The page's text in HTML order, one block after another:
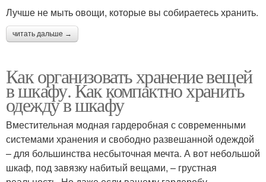
Лучше не мыть овощи, которые вы собираетесь хранить.
читать дальше →
Как организовать хранение вещей
в шкафу. Как компактно хранить
одежду в шкафу
Вместительная модная гардеробная с современными
системами хранения и свободно развешанной одеждой
– для большинства несбыточная мечта. А вот небольшой
шкаф, под завязку набитый вещами, – грустная